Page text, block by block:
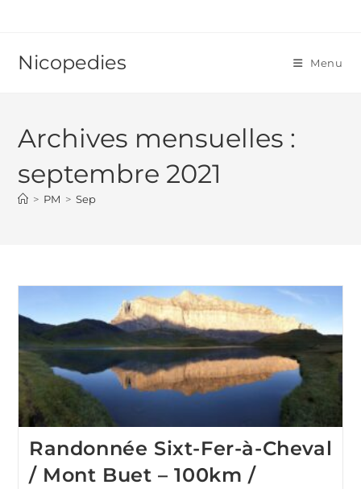
Nicopedies Menu
Archives mensuelles :
septembre 2021
> PM > Sep
Randonnée Sixt-Fer-à-Cheval
/ Mont Buet – 100km /